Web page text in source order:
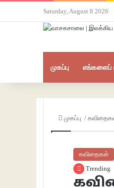
Saturday, August 8 2026
முகப்பு எங்களைப்
முகப்பு /
கவிதைகள்
Trending